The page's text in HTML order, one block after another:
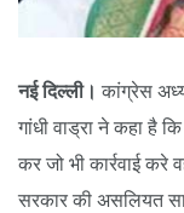
नई दिल्ली। कांग्रेस
गांधी वाड्रा ने कहा है
कर जो भी कार्रवाई करे
सरकार की असलियत